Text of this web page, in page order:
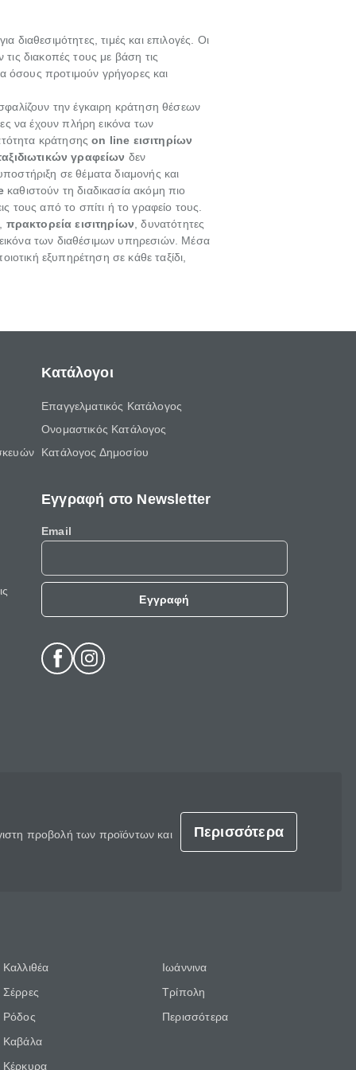
διαθεσιμότητες, τιμές και επιλογές. Οι
διακοπές τους με βάση τις
όσους προτιμούν γρήγορες και
την έγκαιρη κράτηση θέσεων
να έχουν πλήρη εικόνα των
κράτησηςon line εισιτηρίων
γραφείων δεν
σε θέματα διαμονής και
καθιστούν τη διαδικασία ακόμη πιο
τους από το σπίτι ή το γραφείο τους.
πρακτορεία εισιτηρίων , δυνατότητες
των διαθέσιμων υπηρεσιών. Μέσα
εξυπηρέτηση σε κάθε ταξίδι,
Κατάλογοι
Επαγγελματικός Κατάλογος
Ονομαστικός Κατάλογος
Κατάλογος Δημοσίου
Εγγραφή στο Newsletter
Email
Εγγραφή
προβολή των προϊόντων και
Περισσότερα
Καλλιθέα
Σέρρες
Ρόδος
Καβάλα
Κέρκυρα
Ιωάννινα
Τρίπολη
Περισσότερα